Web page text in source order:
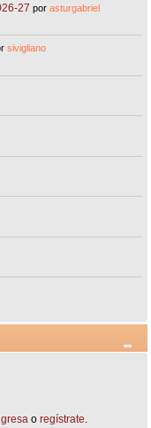
27 porasturgabriel
sivigliano
o regístrate.